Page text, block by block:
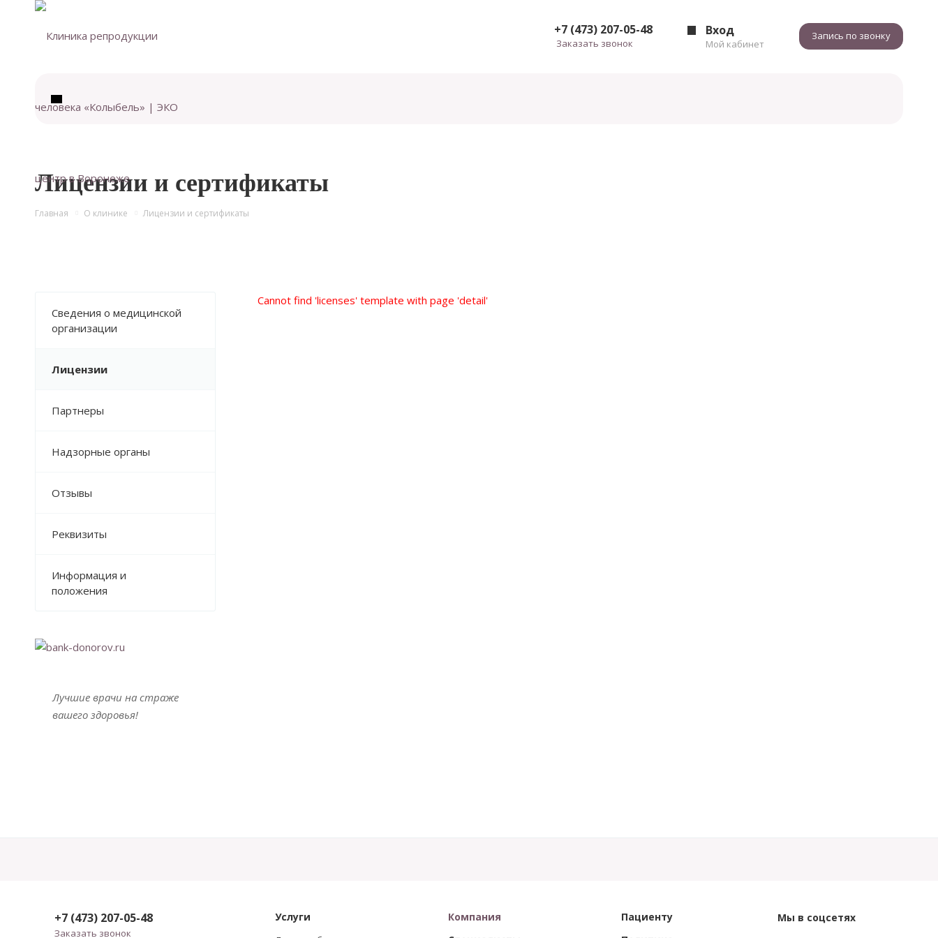
Запись по звонку
Вход
Мой кабинет
+7 (473) 207-05-48
Заказать звонок
Лицензии и сертификаты
Главная О клинике Лицензии и сертификаты
Сведения о медицинской
организации
Лицензии
Партнеры
Надзорные органы
Отзывы
Реквизиты
Информация и
положения
Лучшие врачи на страже
вашего здоровья!
Cannot find 'licenses' template with page 'detail'
+7 (473) 207-05-48
Заказать звонок
Услуги
Компания
Пациенту
Мы в соцсетях